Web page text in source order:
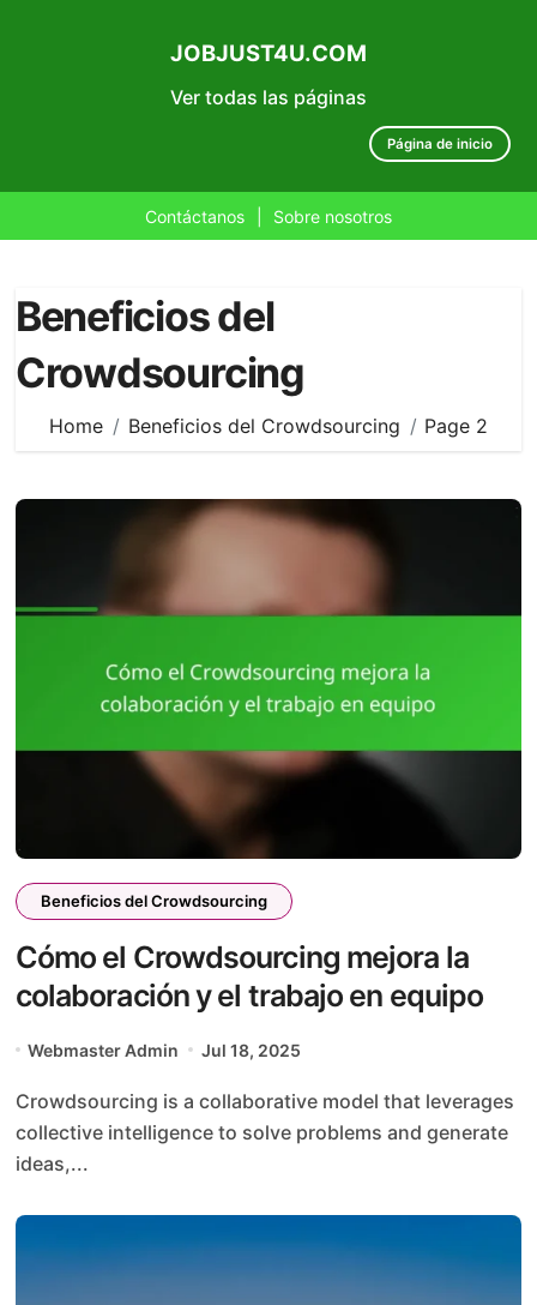
Ver todas las páginas
JOBJUST4U.COM
Página de inicio
Contáctanos Sobre nosotros
content
Beneficios del
Crowdsourcing
Home Beneficios del Crowdsourcing Page 2
Beneficios del Crowdsourcing
Cómo el Crowdsourcing mejora la
colaboración y el trabajo en equipo
Webmaster Admin Jul 18, 2025
Crowdsourcing is a collaborative model that leverages
collective intelligence to solve problems and generate
ideas,...